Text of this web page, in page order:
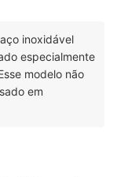
inoxidável
especialmente
modelo não
em